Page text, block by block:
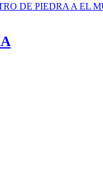
DE PIEDRA A EL